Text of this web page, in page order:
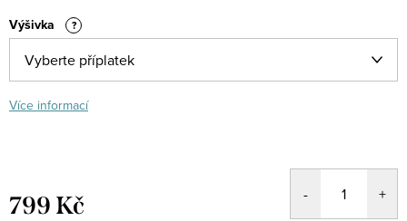
Výšivka ?
Více informací
799 Kč